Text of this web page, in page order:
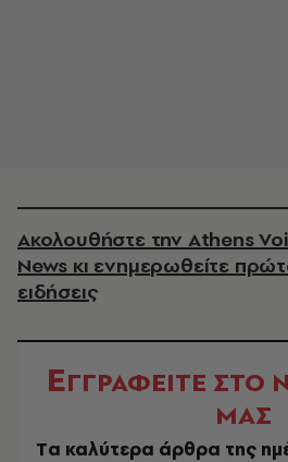
Ακολουθήστε την Athens
News κι ενημερωθείτε
ειδήσεις
ΕΓΓΡΑΦΕΙΤΕ ΣΤΟ
ΜΑΣ
Tα καλύτερα άρθρα της